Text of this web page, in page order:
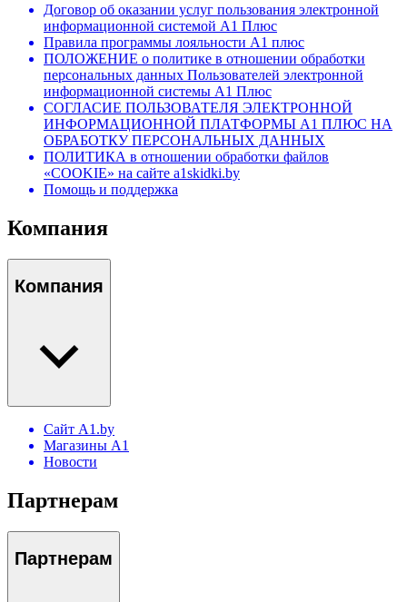
Договор об оказании услуг пользования электронной
информационной системой А1 Плюс
Правила программы лояльности А1 плюс
ПОЛОЖЕНИЕ о политике в отношении обработки
персональных данных Пользователей электронной
информационной системы А1 Плюс
СОГЛАСИЕ ПОЛЬЗОВАТЕЛЯ ЭЛЕКТРОННОЙ
ИНФОРМАЦИОННОЙ ПЛАТФОРМЫ А1 ПЛЮС НА
ОБРАБОТКУ ПЕРСОНАЛЬНЫХ ДАННЫХ
ПОЛИТИКА в отношении обработки файлов
«COOKIE» на сайте a1skidki.by
Помощь и поддержка
Компания
Компания
Сайт A1.by
Магазины А1
Новости
Партнерам
Партнерам